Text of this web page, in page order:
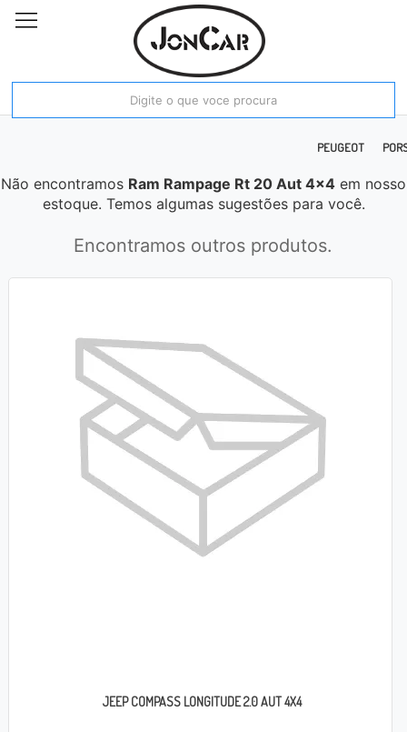
HONDA HYUNDAI JAC
PEUGEOT
Não encontramos Ram Rampage Rt 20 Aut 4x4 em nosso
estoque. Temos algumas sugestões para você.
Encontramos outros produtos.
JEEP COMPASS LONGITUDE 2.0 AUT 4X4